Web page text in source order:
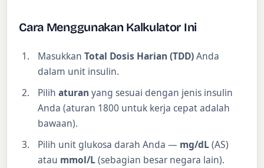
Cara Menggunakan Kalkulator Ini
MasukkanTotal Dosis Harian (TDD)Anda
dalam unit insulin.
Pilihaturan yang sesuai dengan jenis insulin
Anda (aturan 1800 untuk kerja cepat adalah
bawaan).
Pilih unit glukosa darah Anda — mg/dL(AS)
atau mmol/L(sebagian besar negara lain).